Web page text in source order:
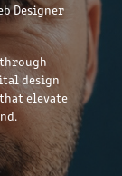
Designer
design
elevate